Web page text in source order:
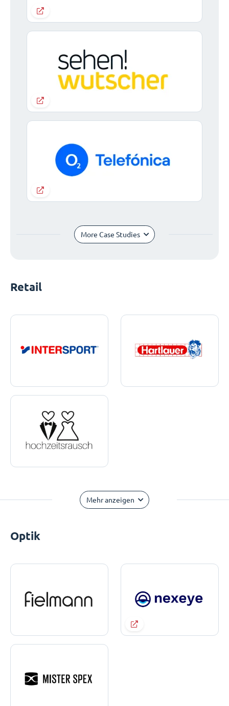
More Case Studies
Retail
Mehr anzeigen
Optik